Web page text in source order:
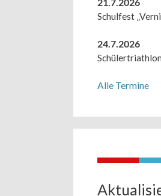
Schulfest
24.7.2026
Schülertriathlon
Alle Termine